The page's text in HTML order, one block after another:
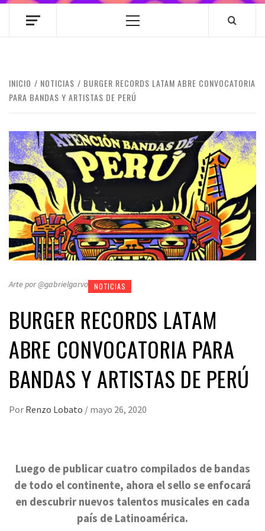
Menú
INICIO NOTICIAS
BURGER RECORDS LATAM ABRE CONVOCATORIA
PARA BANDAS Y ARTISTAS DE PERÚ
Arte por @gabrielgarvo NOTICIAS
BURGER RECORDS LATAM
ABRE CONVOCATORIA PARA
BANDAS Y ARTISTAS DE PERÚ
Por Renzo Lobato / mayo 26, 2020
Luego de publicar cuatro compilados de bandas
de todo el continente, ahora el sello se enfocará
en descubrir nuevos talentos musicales en cada
país de Latinoamérica.